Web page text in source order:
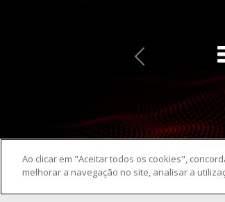
Previous
Ao clicar em "Aceitar todos os cookies",
melhorar a navegação no site, analisar a